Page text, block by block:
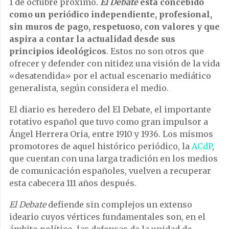
1 de octubre próximo. El Debateestá concebido
como un periódico independiente, profesional,
sin muros de pago, respetuoso, con valores y que
aspira a contar la actualidad desde sus
principios ideológicos. Estos no son otros que
ofrecer y defender con nitidez una visión de la vida
«desatendida» por el actual escenario mediático
generalista, según considera el medio.
El diario es heredero del El Debate, el importante
rotativo español que tuvo como gran impulsor a
Ángel Herrera Oria, entre 1910 y 1936. Los mismos
promotores de aquel histórico periódico, la ACdP,
que cuentan con una larga tradición en los medios
de comunicación españoles, vuelven a recuperar
esta cabecera 111 años después.
El Debatedefiende sin complejos un extenso
ideario cuyos vértices fundamentales son, en el